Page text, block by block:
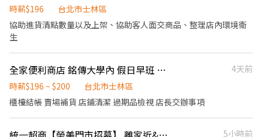
時薪$196
台北市士林區
協助進貨清點數量以及上架、協助客人面交商品、整理店內環境衛
生
全家便利商店 銘傳大學內 假日早班 平日午晚班 工讀生
4天前
時薪$196 ~ $200
台北市士林區
櫃檯結帳 賣場補貨 店鋪清潔 過期品檢視 店長交辦事項
5小時前